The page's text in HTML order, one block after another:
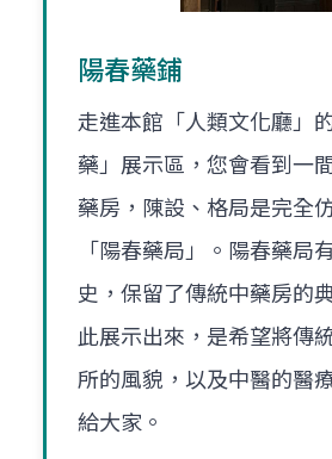
陽春藥鋪
走進本館「人類文化廳」
藥」展示區，您會看到一
藥房，陳設、格局是完全
「陽春藥局」。陽春藥局
史，保留了傳統中藥房的
此展示出來，是希望將傳
所的風貌，以及中醫的醫
給大家。